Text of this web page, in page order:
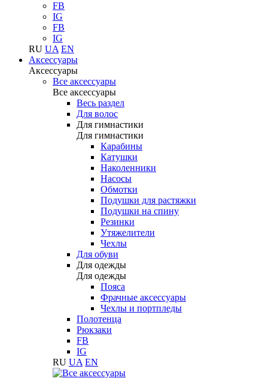
FB
IG
FB
IG
RU UA EN
Аксессуары
Аксессуары
Все аксессуары
Все аксессуары
Весь раздел
Для волос
Для гимнастики
Для гимнастики
Карабины
Катушки
Наколенники
Насосы
Обмотки
Подушки для растяжки
Подушки на спину
Резинки
Утяжелители
Чехлы
Для обуви
Для одежды
Для одежды
Пояса
Фрачные аксессуары
Чехлы и портпледы
Полотенца
Рюкзаки
FB
IG
RU UA EN